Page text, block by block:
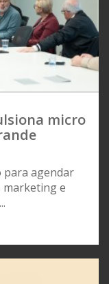
micro
para agendar
marketing e